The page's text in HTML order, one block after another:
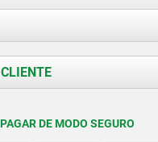
PAGAR DE MODO SEGURO